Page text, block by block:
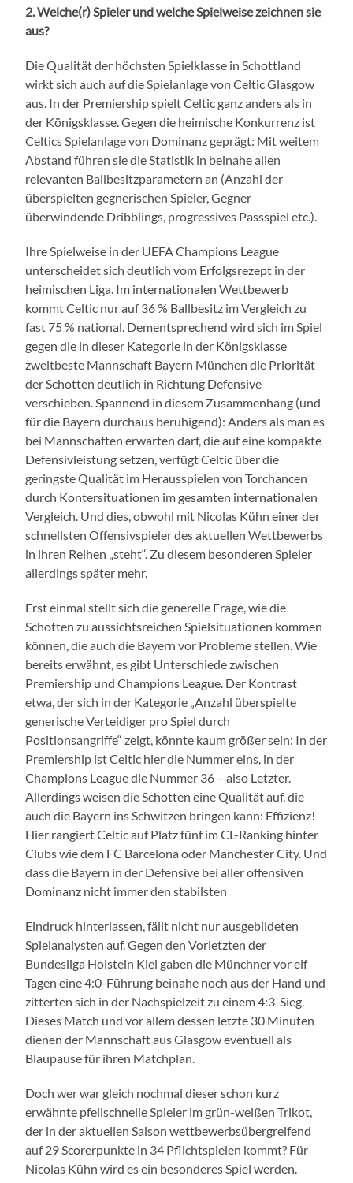
2. Welche(r) Spieler und welche Spielweise zeichnen sie
aus?
Die Qualität der höchsten Spielklasse in Schottland
wirkt sich auch auf die Spielanlage von Celtic Glasgow
aus. In der Premiership spielt Celtic ganz anders als in
der Königsklasse. Gegen die heimische Konkurrenz ist
Celtics Spielanlage von Dominanz geprägt: Mit weitem
Abstand führen sie die Statistik in beinahe allen
relevanten Ballbesitzparametern an (Anzahl der
überspielten gegnerischen Spieler, Gegner
überwindende Dribblings, progressives Passspiel etc.).
Ihre Spielweise in der UEFA Champions League
unterscheidet sich deutlich vom Erfolgsrezept in der
heimischen Liga. Im internationalen Wettbewerb
kommt Celtic nur auf 36 % Ballbesitz im Vergleich zu
fast 75 % national. Dementsprechend wird sich im Spiel
gegen die in dieser Kategorie in der Königsklasse
zweitbeste Mannschaft Bayern München die Priorität
der Schotten deutlich in Richtung Defensive
verschieben. Spannend in diesem Zusammenhang (und
für die Bayern durchaus beruhigend): Anders als man es
bei Mannschaften erwarten darf, die auf eine kompakte
Defensivleistung setzen, verfügt Celtic über die
geringste Qualität im Herausspielen von Torchancen
durch Kontersituationen im gesamten internationalen
Vergleich. Und dies, obwohl mit Nicolas Kühn einer der
schnellsten Offensivspieler des aktuellen Wettbewerbs
in ihren Reihen „steht“. Zu diesem besonderen Spieler
allerdings später mehr.
Erst einmal stellt sich die generelle Frage, wie die
Schotten zu aussichtsreichen Spielsituationen kommen
können, die auch die Bayern vor Probleme stellen. Wie
bereits erwähnt, es gibt Unterschiede zwischen
Premiership und Champions League. Der Kontrast
etwa, der sich in der Kategorie „Anzahl überspielte
generische Verteidiger pro Spiel durch
Positionsangriffe“ zeigt, könnte kaum größer sein: In der
Premiership ist Celtic hier die Nummer eins, in der
Champions League die Nummer 36 – also Letzter.
Allerdings weisen die Schotten eine Qualität auf, die
auch die Bayern ins Schwitzen bringen kann: Effizienz!
Hier rangiert Celtic auf Platz fünf im CL-Ranking hinter
Clubs wie dem FC Barcelona oder Manchester City. Und
dass die Bayern in der Defensive bei aller offensiven
Dominanz nicht immer den stabilsten
Eindruck hinterlassen, fällt nicht nur ausgebildeten
Spielanalysten auf. Gegen den Vorletzten der
Bundesliga Holstein Kiel gaben die Münchner vor elf
Tagen eine 4:0-Führung beinahe noch aus der Hand und
zitterten sich in der Nachspielzeit zu einem 4:3-Sieg.
Dieses Match und vor allem dessen letzte 30 Minuten
dienen der Mannschaft aus Glasgow eventuell als
Blaupause für ihren Matchplan.
Doch wer war gleich nochmal dieser schon kurz
erwähnte pfeilschnelle Spieler im grün-weißen Trikot,
der in der aktuellen Saison wettbewerbsübergreifend
auf 29 Scorerpunkte in 34 Pflichtspielen kommt? Für
Nicolas Kühn wird es ein besonderes Spiel werden.